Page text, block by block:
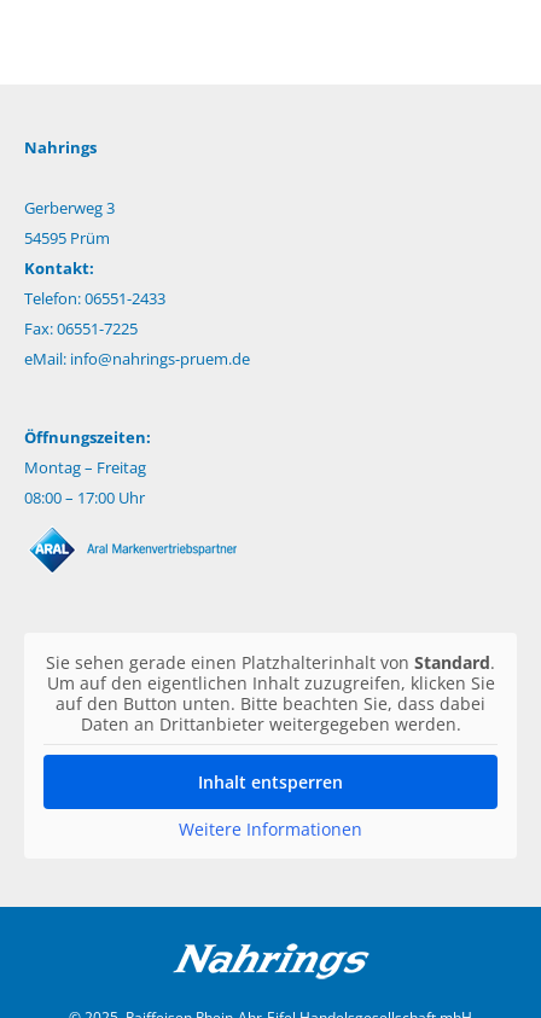
Nahrings
Gerberweg 3
54595 Prüm
Kontakt:
Telefon: 06551-2433
Fax: 06551-7225
eMail: info@nahrings-pruem.de
Öffnungszeiten:
Montag – Freitag
08:00 – 17:00 Uhr
Sie sehen gerade einen Platzhalterinhalt von Standard.
Um auf den eigentlichen Inhalt zuzugreifen, klicken Sie
auf den Button unten. Bitte beachten Sie, dass dabei
Daten an Drittanbieter weitergegeben werden.
Inhalt entsperren
Weitere Informationen